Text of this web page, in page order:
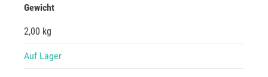
Gewicht
2,00 kg
Auf Lager